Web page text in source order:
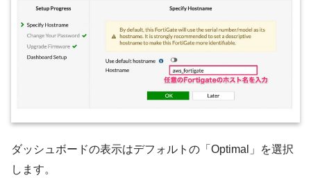
ダッシュボードの表示はデフォルトの「Optimal」を選択
します。